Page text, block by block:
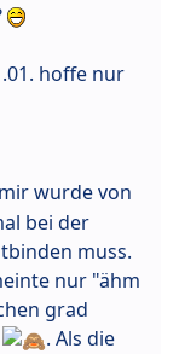
hoffe nur
mir wurde von
bei der
muss.
nur "ähm
grad
. Als die